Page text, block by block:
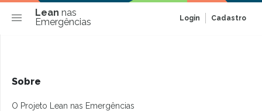
Lean nas
Emergências
Login Cadastro
Sobre
O Projeto Lean nas Emergências